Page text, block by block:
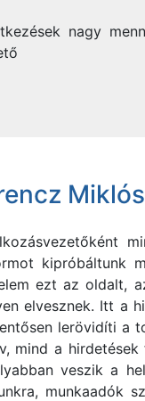
nagy
kipróbáltunk
ezt az oldalt,
elvesznek. Itt a
lerövidíti a
mind a
veszik a
munkaadók